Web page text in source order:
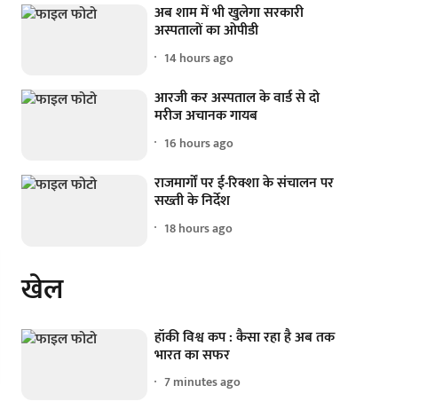
अब शाम में भी खुलेगा सरकारी
अस्पतालों का ओपीडी
14 hours ago
आरजी कर अस्पताल के वार्ड से दो
मरीज अचानक गायब
16 hours ago
राजमार्गों पर ई-रिक्शा के संचालन पर
सख्ती के निर्देश
18 hours ago
खेल
हॉकी विश्व कप : कैसा रहा है अब तक
भारत का सफर
7 minutes ago